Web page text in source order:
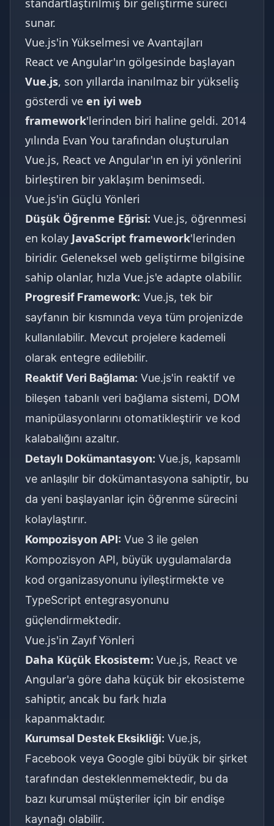
standartlaştırılmış bir geliştirme süreci
sunar.
Vue.js'in Yükselmesi ve Avantajları
React ve Angular'ın gölgesinde başlayan
Vue.js, son yıllarda inanılmaz bir yükseliş
gösterdi ve en iyi web
framework'lerinden biri haline geldi. 2014
yılında Evan You tarafından oluşturulan
Vue.js, React ve Angular'ın en iyi yönlerini
birleştiren bir yaklaşım benimsedi.
Vue.js'in Güçlü Yönleri
Düşük Öğrenme Eğrisi: Vue.js, öğrenmesi
en kolay JavaScript framework'lerinden
biridir. Geleneksel web geliştirme bilgisine
sahip olanlar, hızla Vue.js'e adapte olabilir.
Progresif Framework: Vue.js, tek bir
sayfanın bir kısmında veya tüm projenizde
kullanılabilir. Mevcut projelere kademeli
olarak entegre edilebilir.
Reaktif Veri Bağlama: Vue.js'in reaktif ve
bileşen tabanlı veri bağlama sistemi, DOM
manipülasyonlarını otomatikleştirir ve kod
kalabalığını azaltır.
Detaylı Dokümantasyon: Vue.js, kapsamlı
ve anlaşılır bir dokümantasyona sahiptir, bu
da yeni başlayanlar için öğrenme sürecini
kolaylaştırır.
Kompozisyon API: Vue 3 ile gelen
Kompozisyon API, büyük uygulamalarda
kod organizasyonunu iyileştirmekte ve
TypeScript entegrasyonunu
güçlendirmektedir.
Vue.js'in Zayıf Yönleri
Daha Küçük Ekosistem: Vue.js, React ve
Angular'a göre daha küçük bir ekosisteme
sahiptir, ancak bu fark hızla
kapanmaktadır.
Kurumsal Destek Eksikliği: Vue.js,
Facebook veya Google gibi büyük bir şirket
tarafından desteklenmemektedir, bu da
bazı kurumsal müşteriler için bir endişe
kaynağı olabilir.